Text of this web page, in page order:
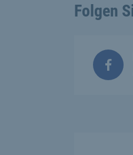
Folgen